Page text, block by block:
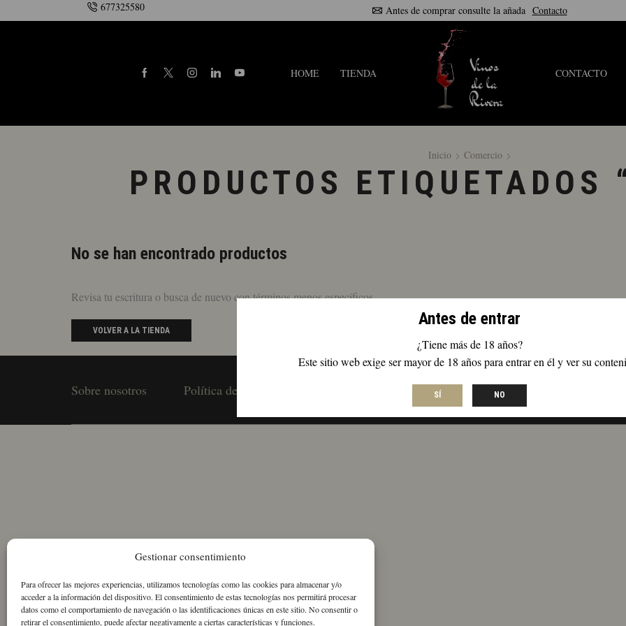
Gestionar consentimiento
Para ofrecer las mejores experiencias, utilizamos tecnologías como las cookies para almacenar y/o
acceder a la información del dispositivo. El consentimiento de estas tecnologías nos permitirá procesar
datos como el comportamiento de navegación o las identificaciones únicas en este sitio. No consentir o
retirar el consentimiento, puede afectar negativamente a ciertas características y funciones.
Antes de entrar
¿Tiene más de 18 años?
Este sitio web exige ser mayor de 18 años para entrar en él y ver su
SÍ NO
677325580
Contacto Antes de comprar consulte la añada Contacto
HOME TIENDA CONTACTO
Inicio Comercio
PRODUCTOS ETIQUETADOS
No se han encontrado productos
Revisa tu escritura o busca de nuevo con términos menos específicos.
VOLVER A LA TIENDA
Sobre nosotros Política de Cookies Política de Privacidad Términos y condiciones